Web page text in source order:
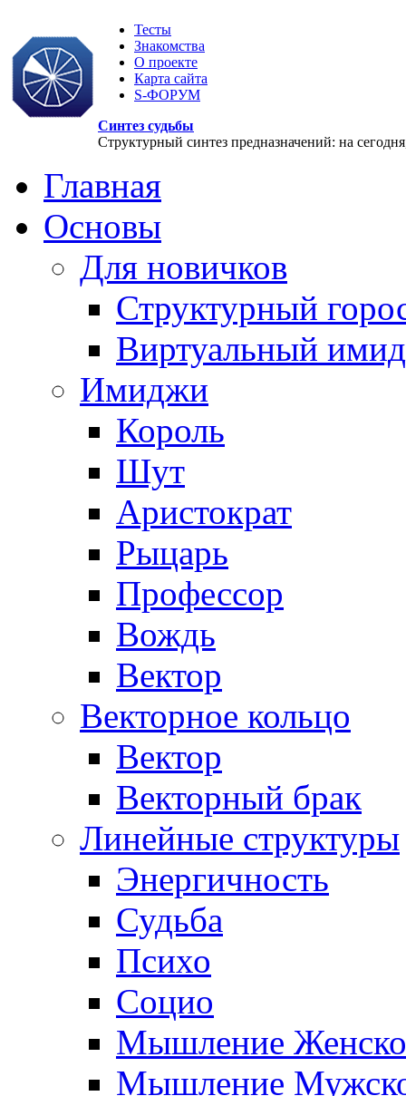
Тесты
Знакомства
О проекте
Карта сайта
S-ФОРУМ
Синтез судьбы
Структурный синтез предназначений: на
Главная
Основы
Для новичков
Структурный
Виртуальный
Имиджи
Король
Шут
Аристократ
Рыцарь
Профессор
Вождь
Вектор
Векторное кольцо
Вектор
Векторный брак
Линейные структуры
Энергичность
Судьба
Психо
Социо
Мышление
Мышление